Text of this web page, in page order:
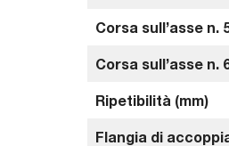
Corsa sull’asse n.
Corsa sull’asse n.
Ripetibilità (mm)
Flangia di